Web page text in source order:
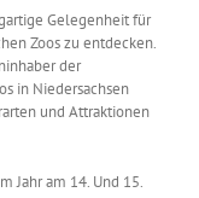
Gelegenheit für
Zoos zu entdecken.
der
in Niedersachsen
und Attraktionen
Jahr am 14. Und 15.